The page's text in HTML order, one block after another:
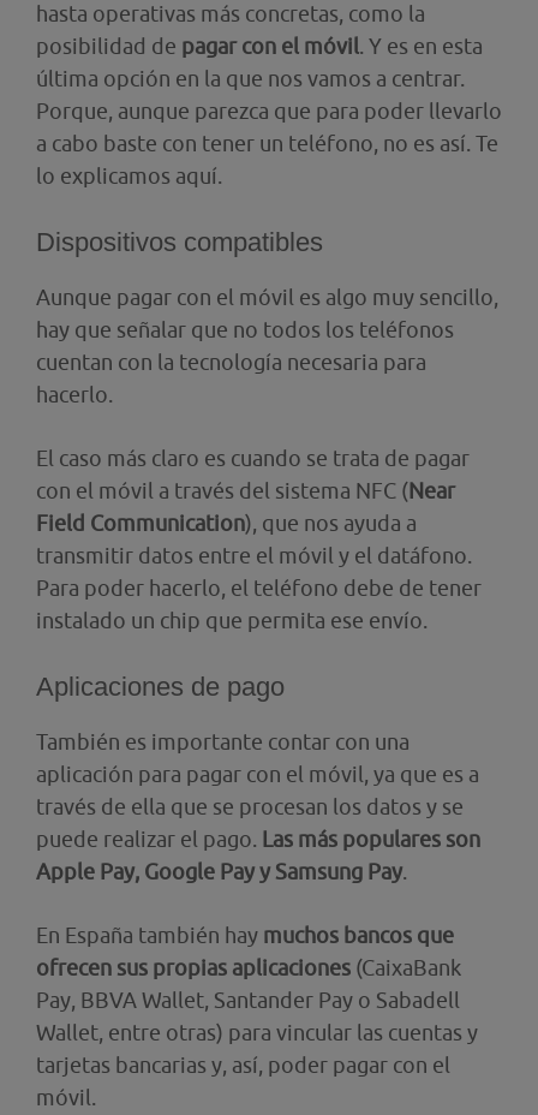
hasta operativas más concretas, como la
posibilidad de pagar con el móvil. Y es en esta
última opción en la que nos vamos a centrar.
Porque, aunque parezca que para poder llevarlo
a cabo baste con tener un teléfono, no es así. Te
lo explicamos aquí.
Dispositivos compatibles
Aunque pagar con el móvil es algo muy sencillo,
hay que señalar que no todos los teléfonos
cuentan con la tecnología necesaria para
hacerlo.
El caso más claro es cuando se trata de pagar
con el móvil a través del sistema NFC (Near
Field Communication), que nos ayuda a
transmitir datos entre el móvil y el datáfono.
Para poder hacerlo, el teléfono debe de tener
instalado un chip que permita ese envío.
Aplicaciones de pago
También es importante contar con una
aplicación para pagar con el móvil, ya que es a
través de ella que se procesan los datos y se
puede realizar el pago. Las más populares son
Apple Pay, Google Pay y Samsung Pay.
En España también hay muchos bancos que
ofrecen sus propias aplicaciones (CaixaBank
Pay, BBVA Wallet, Santander Pay o Sabadell
Wallet, entre otras) para vincular las cuentas y
tarjetas bancarias y, así, poder pagar con el
móvil.